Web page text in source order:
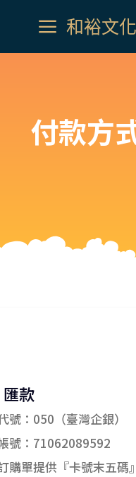
和裕文化
付款方
款
號：050（臺灣企銀）
號：71062089592
購單提供『卡號末五碼